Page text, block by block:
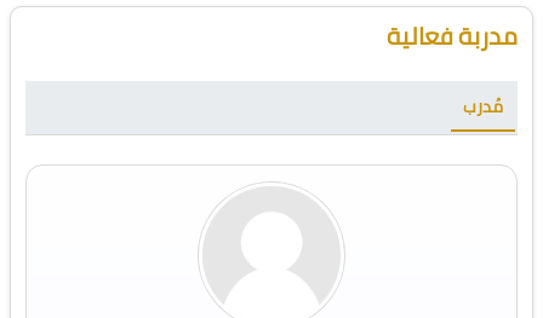
تجاوز [Cocoon] Course Instructor
مدربة فعالية
مُدرب